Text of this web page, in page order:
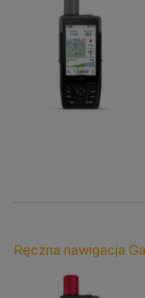
Ręczna nawigacja